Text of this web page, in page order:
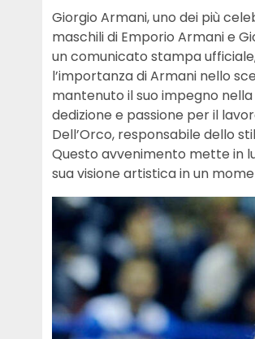
Giorgio Armani, uno dei più
maschili di Emporio Armani e
un comunicato stampa
l’importanza di Armani nello
mantenuto il suo impegno
dedizione e passione per il
Dell’Orco, responsabile dello
Questo avvenimento mette in
sua visione artistica in un